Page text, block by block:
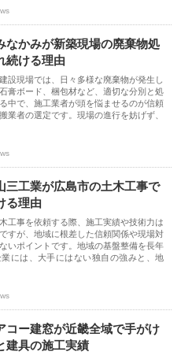
なかみが新築現場の廃棄物処
続ける理由
設現場では、日々多様な廃棄物が発生し
膏ボード、梱包材など、適切な分別と処
中で、施工業者が頭を悩ませるのが信頼
業者の選定です。現場の進行を妨げず、
三工業が広島市の土木工事で
る理由
工事を依頼する際、施工実績や技術力は
すが、地域に根差した信頼関係や現場対
いポイントです。地域の基盤整備を長年
には、大手にはない独自の強みと、地
コー建窓が近畿全域で手がけ
建具の施工実績